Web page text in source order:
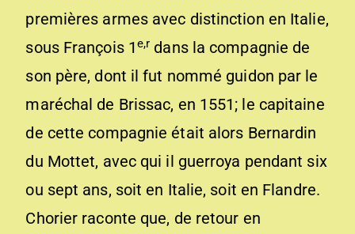
premières armes avec distinction en Italie,
sous François 1e,r dans la compagnie de
son père, dont il fut nommé guidon par le
maréchal de Brissac, en 1551; le capitaine
de cette compagnie était alors Bernardin
du Mottet, avec qui il guerroya pendant six
ou sept ans, soit en Italie, soit en Flandre.
Chorier raconte que, de retour en